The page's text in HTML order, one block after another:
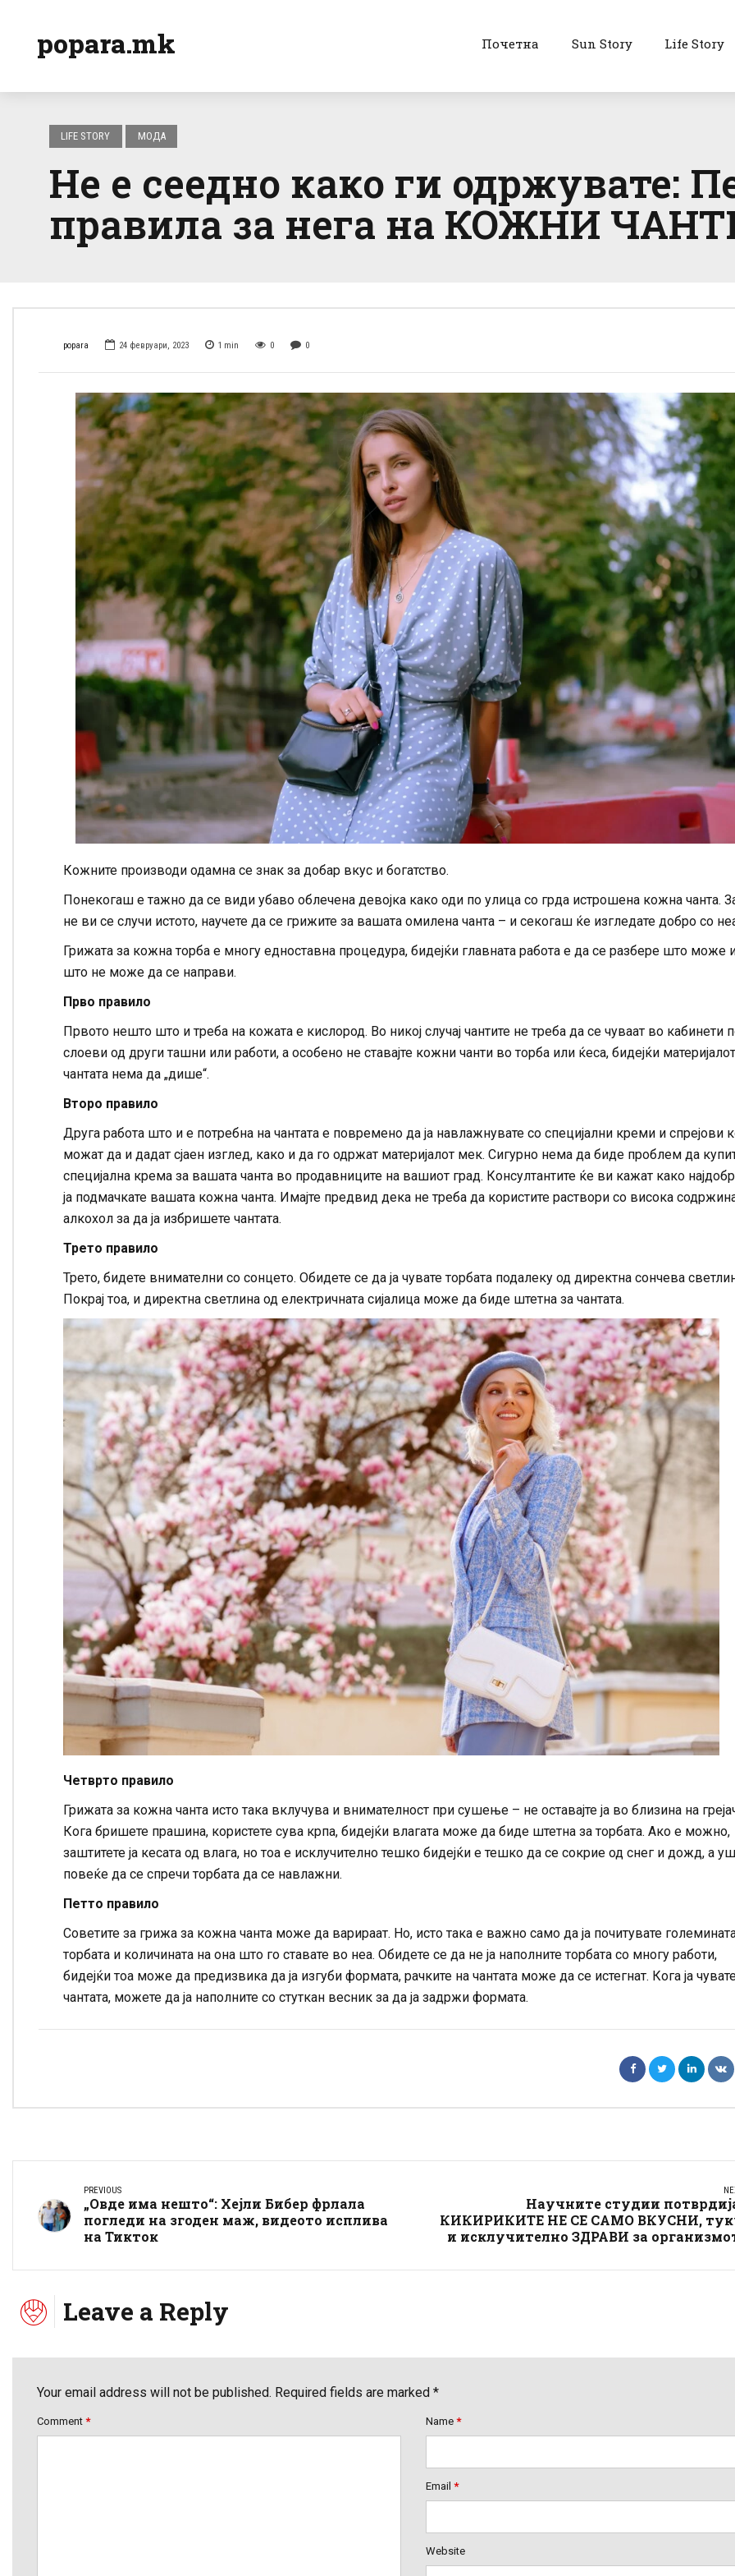
popara.mk Почетна Sun Story Life Story
LIFE STORY МОДА
Не е сеедно како ги одржувате:
правила за нега на КОЖНИ
popara 24 февруари, 2023 1 min 0 0
Кожните производи одамна се знак за добар вкус и богатство.
Понекогаш е тажно да се види убаво облечена девојка како оди по улица со грда истрошена кожна чанта.
не ви се случи истото, научете да се грижите за вашата омилена чанта – и секогаш ќе изгледате добро со
Грижата за кожна торба е многу едноставна процедура, бидејќи главната работа е да се разбере што може
што не може да се направи.
Прво правило
Првото нешто што и треба на кожата е кислород. Во никој случај чантите не треба да се чуваат во кабинети
слоеви од други ташни или работи, а особено не ставајте кожни чанти во торба или ќеса, бидејќи
чантата нема да „дише“.
Второ правило
Друга работа што и е потребна на чантата е повремено да ја навлажнувате со специјални креми и спрејови
можат да и дадат сјаен изглед, како и да го одржат материјалот мек. Сигурно нема да биде проблем да
специјална крема за вашата чанта во продавниците на вашиот град. Консултантите ќе ви кажат како
ја подмачкате вашата кожна чанта. Имајте предвид дека не треба да користите раствори со висока
алкохол за да ја избришете чантата.
Трето правило
Трето, бидете внимателни со сонцето. Обидете се да ја чувате торбата подалеку од директна сончева
Покрај тоа, и директна светлина од електричната сијалица може да биде штетна за чантата.
Четврто правило
Грижата за кожна чанта исто така вклучува и внимателност при сушење – не оставајте ја во близина на
Кога бришете прашина, користете сува крпа, бидејќи влагата може да биде штетна за торбата. Ако е можно,
заштитете ја кесата од влага, но тоа е исклучително тешко бидејќи е тешко да се сокрие од снег и дожд, а
повеќе да се спречи торбата да се навлажни.
Петто правило
Советите за грижа за кожна чанта може да варираат. Но, исто така е важно само да ја почитувате
торбата и количината на она што го ставате во неа. Обидете се да не ја наполните торбата со многу работи,
бидејќи тоа може да предизвика да ја изгуби формата, рачките на чантата може да се истегнат. Кога ја
чантата, можете да ја наполните со стуткан весник за да ја задржи формата.
PREVIOUS
„Овде има нешто“: Хејли Бибер фрлала
погледи на згоден маж, видеото исплива
на Тикток
Научните студии
КИКИРИКИТЕ НЕ СЕ САМО ВКУСНИ,
и исклучително ЗДРАВИ за
Leave a Reply
Your email address will not be published. Required fields are marked *
Comment * Name *
Email *
Website